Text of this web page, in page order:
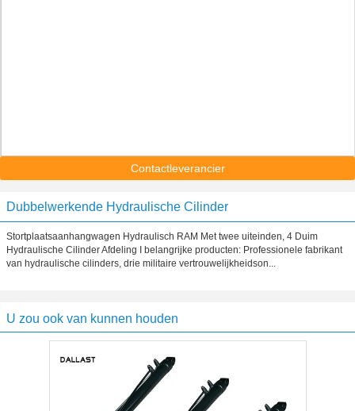
Contactleverancier
Dubbelwerkende Hydraulische Cilinder
Stortplaatsaanhangwagen Hydraulisch RAM Met twee uiteinden, 4 Duim
Hydraulische Cilinder Afdeling I belangrijke producten: Professionele fabrikant
van hydraulische cilinders, drie militaire vertrouwelijkheidson...
U zou ook van kunnen houden